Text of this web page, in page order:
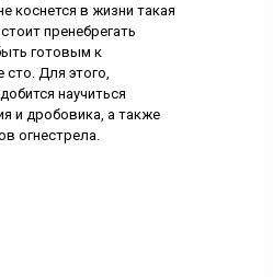
коснется в жизни такая
пренебрегать
готовым к
Для этого,
научиться
и дробовика, а также
огнестрела.